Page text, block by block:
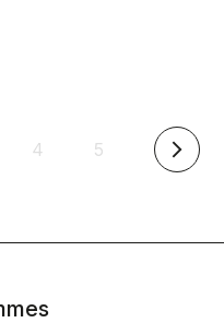
4 5 arrow_forward_ios